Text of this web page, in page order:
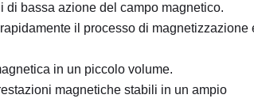
bassa azione del campo magnetico.
il processo di magnetizzazione
in un piccolo volume.
magnetiche stabili in un ampio